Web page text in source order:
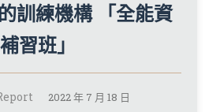
訓練機構 「全能資
習班」
2022 年 7 月 18 日